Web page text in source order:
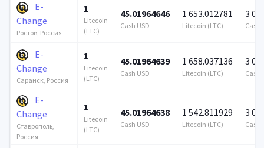
E-
Change
Ростов, Россия
1
Litecoin
(LTC)
45.01964646
Cash USD
1 653.012781
Litecoin (LTC)
3
Cash
E-
Change
Саранск, Россия
1
Litecoin
(LTC)
45.01964639
Cash USD
1 658.037136
Litecoin (LTC)
3
Cash
E-
Change
Ставрополь,
Россия
1
Litecoin
(LTC)
45.01964638
Cash USD
1 542.811929
Litecoin (LTC)
3
Cash